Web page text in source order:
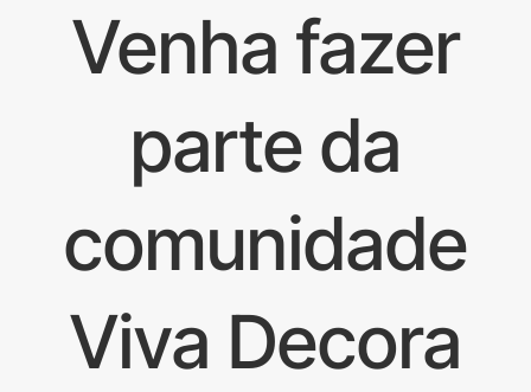
Venha fazer
parte da
comunidade
Viva Decora